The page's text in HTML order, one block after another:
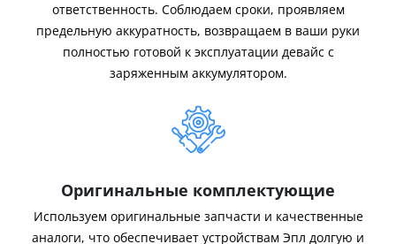
ответственность. Соблюдаем сроки, проявляем
предельную аккуратность, возвращаем в ваши руки
полностью готовой к эксплуатации девайс с
заряженным аккумулятором.
Оригинальные комплектующие
Используем оригинальные запчасти и качественные
аналоги, что обеспечивает устройствам Эпл долгую и